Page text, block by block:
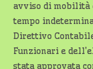
avviso di mobilità
tempo
Direttivo
Funzionari e
stata approvata